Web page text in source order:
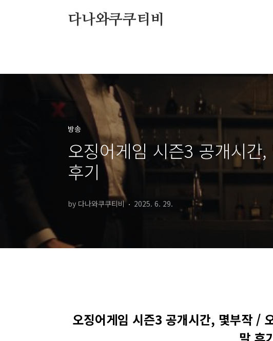
다나와쿠쿠티비
방송
오징어게임 시즌3 공개시
후기
by 다나와쿠쿠티비 2025. 6. 29.
오징어게임 시즌3 공개시간, 몇부작 /